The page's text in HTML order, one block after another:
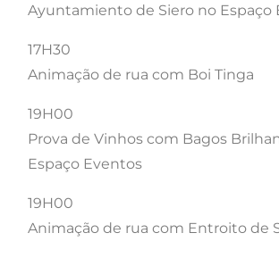
Ayuntamiento de Siero no Espaço
17H30
Animação de rua com Boi Tinga
19H00
Prova de Vinhos com Bagos
Espaço Eventos
19H00
Animação de rua com Entroito de